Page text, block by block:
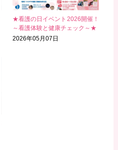
★看護の日イベント2026開催！
～看護体験と健康チェック～★
2026年05月07日